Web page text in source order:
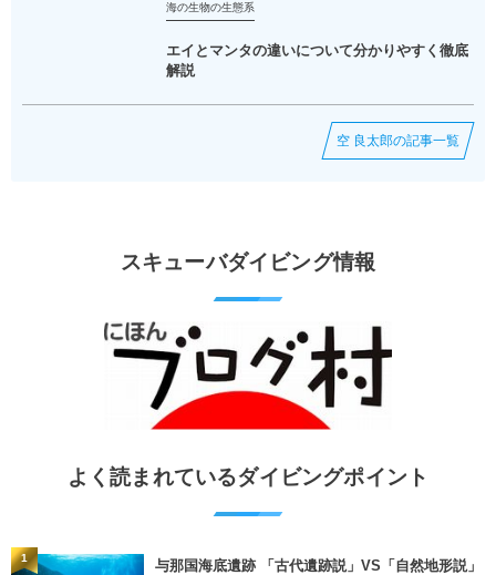
海の生物の生態系
エイとマンタの違いについて分かりやすく徹底
解説
空 良太郎の記事一覧
スキューバダイビング情報
よく読まれているダイビングポイント
与那国海底遺跡 「古代遺跡説」VS「自然地形説」
1